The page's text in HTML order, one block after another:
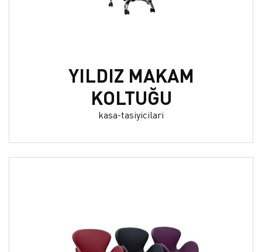
YILDIZ MAKAM
KOLTUĞU
kasa-tasiyicilari